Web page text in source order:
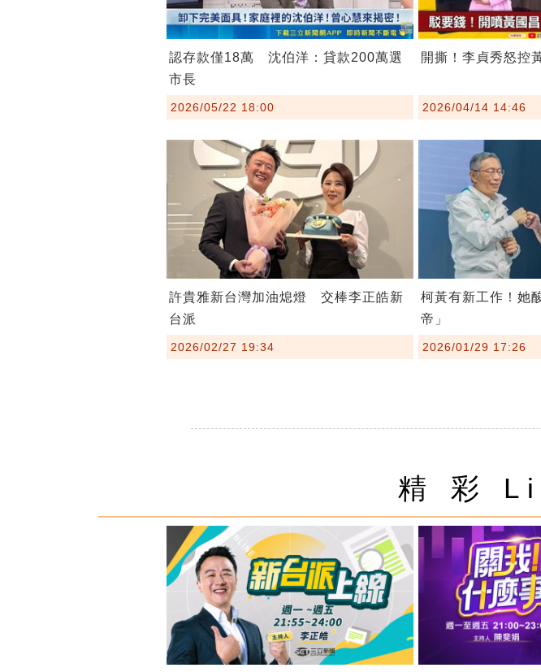
認存款僅18萬 沈伯洋：貸款200萬選
市長
2026/05/22 18:00
開撕！李貞秀怒控
2026/04/14 14:46
許貴雅新台灣加油熄燈 交棒李正皓新
台派
2026/02/27 19:34
柯黃有新工作！她
帝」
2026/01/29 17:26
精 彩